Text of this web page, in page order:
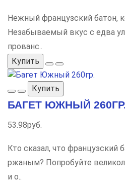
Нежный французский батон,
Незабываемый вкус с едва
прованс..
Купить
Купить
БАГЕТ ЮЖНЫЙ
53.98руб.
Кто сказал, что французский
ржаным? Попробуйте
и о..